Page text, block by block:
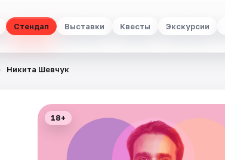
Стендап Выставки Квесты Экскурсии
Никита Шевчук
18+